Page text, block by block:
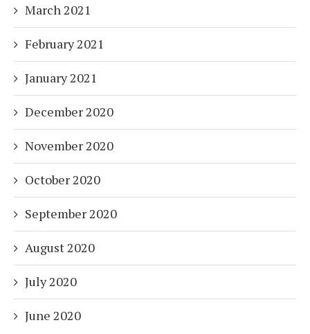
March 2021
February 2021
January 2021
December 2020
November 2020
October 2020
September 2020
August 2020
July 2020
June 2020